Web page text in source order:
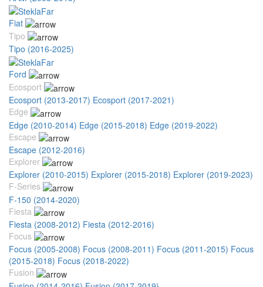
Fiat
Tipo
Tipo (2016-2025)
Ford
Ecosport
Ecosport (2013-2017) Ecosport (2017-2021)
Edge
Edge (2010-2014) Edge (2015-2018) Edge (2019-2022)
Escape
Escape (2012-2016)
Explorer
Explorer (2010-2015) Explorer (2015-2018) Explorer (2019-2023)
F-Series
F-150 (2014-2020)
Fiesta
Fiesta (2008-2012) Fiesta (2012-2016)
Focus
Focus (2005-2008) Focus (2008-2011) Focus (2011-2015) Focus
(2015-2018) Focus (2018-2022)
Fusion